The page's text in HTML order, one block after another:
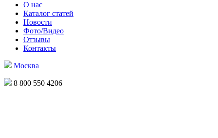
О нас
Каталог статей
Новости
Фото/Видео
Отзывы
Контакты
Москва
8 800 550 4206